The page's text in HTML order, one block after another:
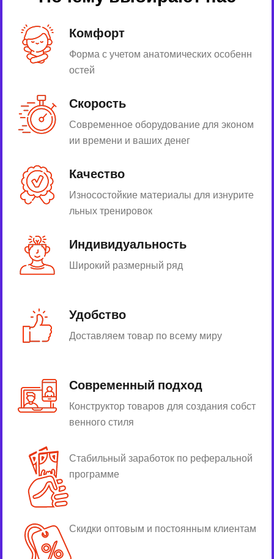
Комфорт
Форма с учетом анатомических особенн
остей
Скорость
Современное оборудование для эконом
ии времени и ваших денег
Качество
Износостойкие материалы для изнурите
льных тренировок
Индивидуальность
Широкий размерный ряд
Удобство
Доставляем товар по всему миру
Современный подход
Конструктор товаров для создания собст
венного стиля
Стабильный заработок по реферальной
программе
Скидки оптовым и постоянным клиентам